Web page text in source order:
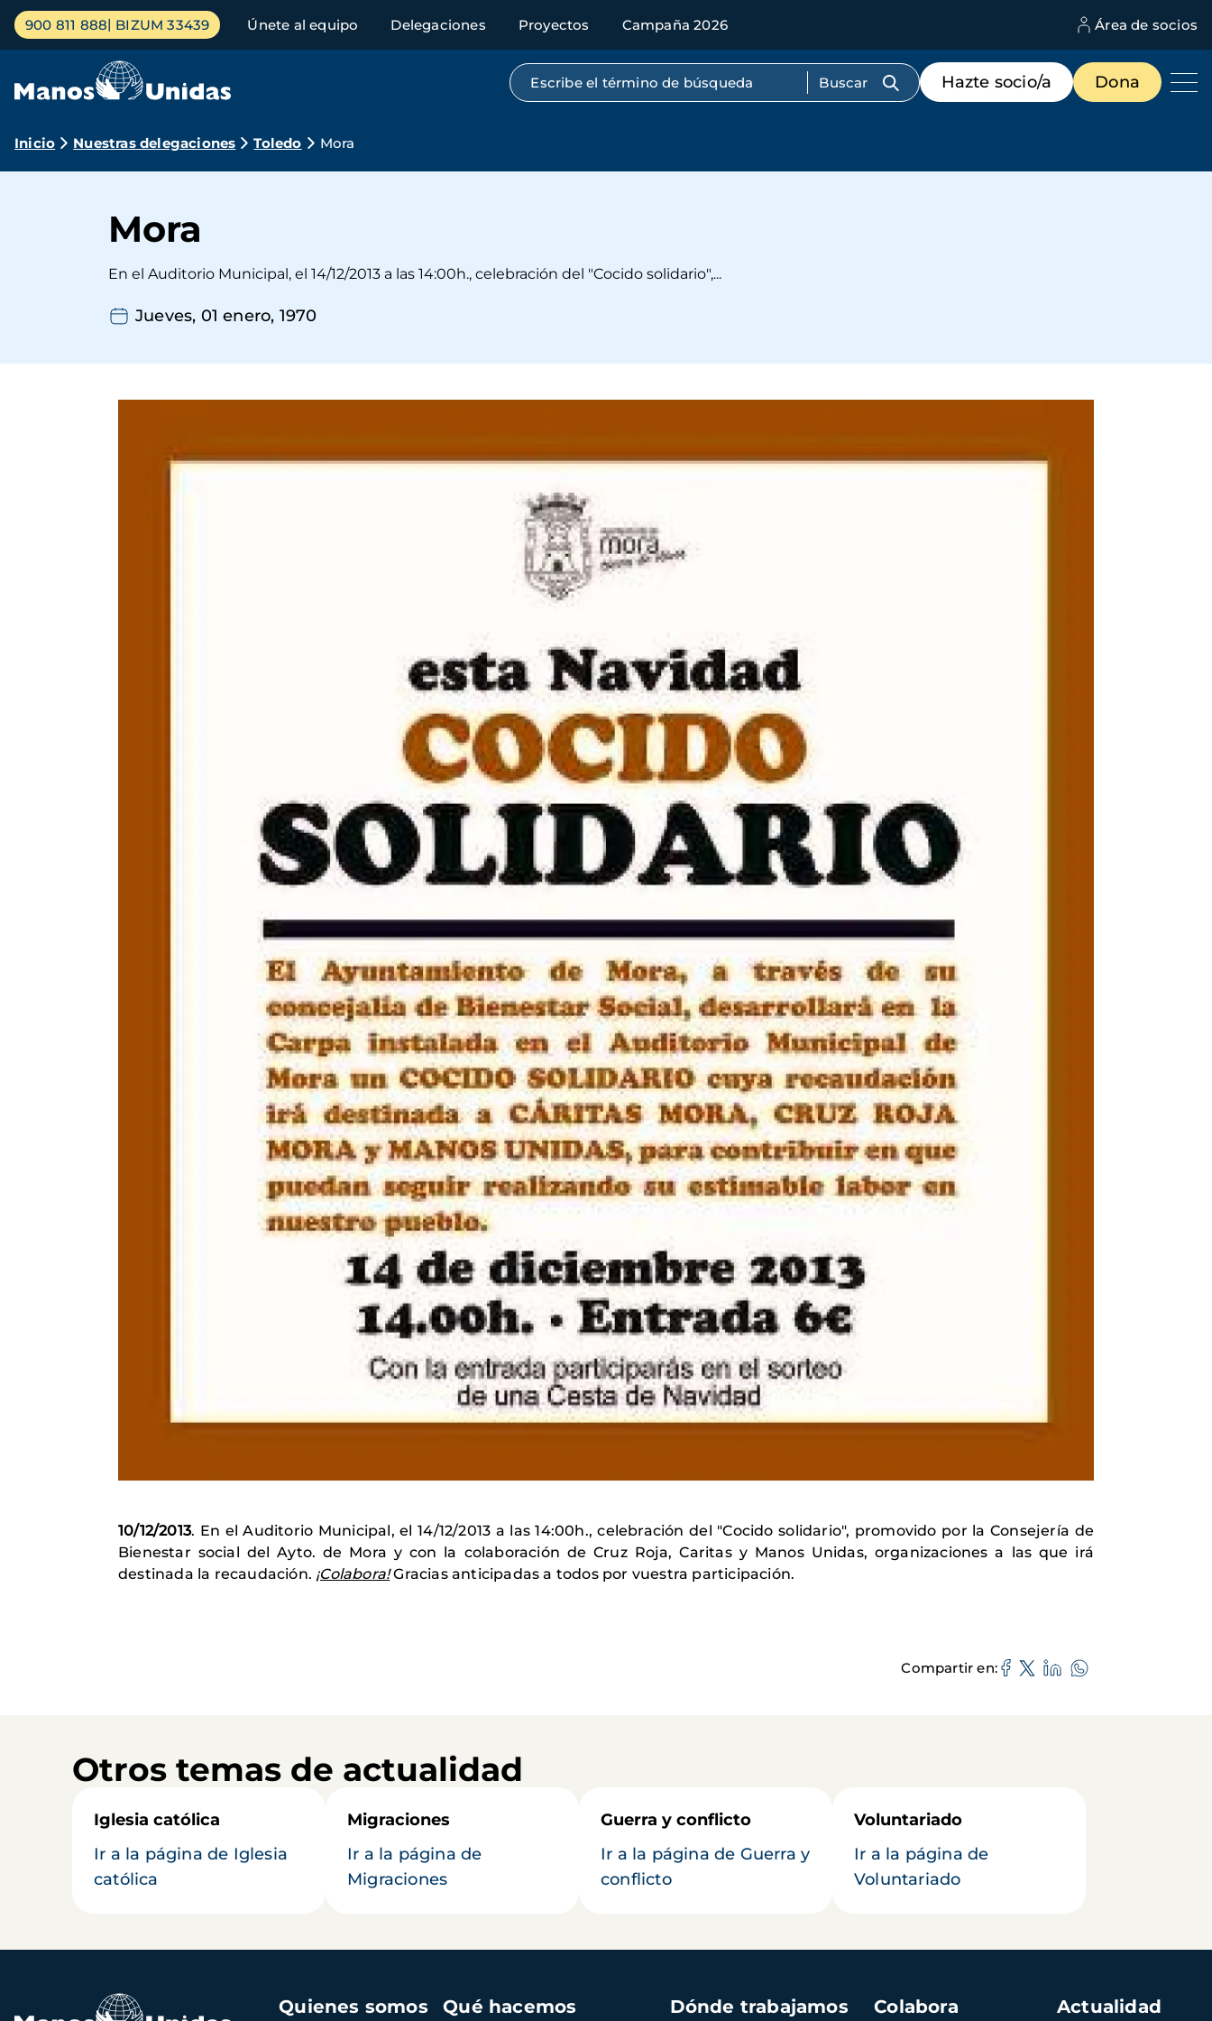
Pasar
contenido
Menú
principal
900 811 888 BIZUM 33439 Únete al equipo Delegaciones Proyectos Campaña 2026 Área de socios
Búsqueda por texto completo
Menú
de
destacados
Hazte socio/a Dona
Ruta
navegación
Inicio Nuestras delegaciones Toledo Mora
Mora
En el Auditorio Municipal, el 14/12/2013 a las 14:00h., celebración del "Cocido solidario",...
Jueves, 01 enero, 1970
10/12/2013. En el Auditorio Municipal, el 14/12/2013 a las 14:00h., celebración del "Cocido solidario", promovido por la Consejería de
Bienestar social del Ayto. de Mora y con la colaboración de Cruz Roja,Caritas y Manos Unidas, organizaciones a las que irá
destinada la recaudación. ¡Colabora!Gracias anticipadas a todos por vuestra participación.
Compartir en
Otros temas de actualidad
Iglesia católica
Ir a la página de Iglesia
católica
Migraciones
Ir a la página de
Migraciones
Guerra y conflicto
Ir a la página de Guerra y
conflicto
Voluntariado
Ir a la página de
Voluntariado
Navegación
Quienes somos Qué hacemos Dónde trabajamos Colabora Actualidad